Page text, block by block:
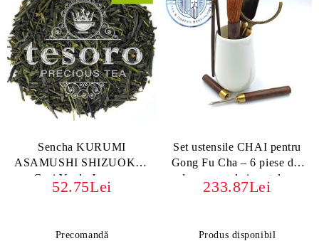
Sencha KURUMI
ASAMUSHI SHIZUOKA |
Ceai Verde Japonez
Premium BIO ORGANIC
52.75Lei
Precomandă
Set ustensile CHAI pentru
Gong Fu Cha – 6 piese din
lemn, metal și porțelan
233.87Lei
Produs disponibil